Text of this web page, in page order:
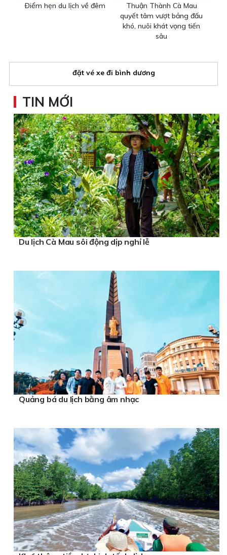
Ðiểm hẹn du lịch về đêm
Thuận Thành Cà Mau
quyết tâm vượt bảng đấu
khó, nuôi khát vọng tiến
sâu
đặt vé xe đi bình dương
TIN MỚI
Du lịch Cà Mau sôi động dịp nghỉ lễ
Quảng bá du lịch bằng âm nhạc